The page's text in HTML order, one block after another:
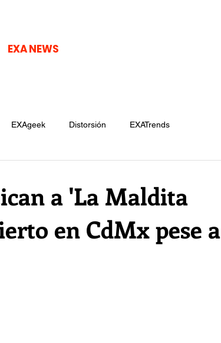
EXA NEWS
EXAgeek Distorsión EXATrends
a 'La Maldita
en CdMx pese a